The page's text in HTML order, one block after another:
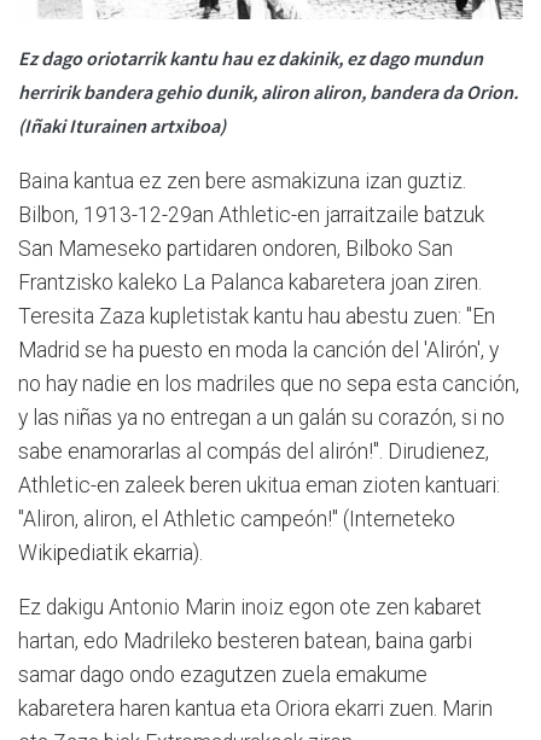
Ez dago oriotarrik kantu hau ez dakinik, ez dago mundun
herririk bandera gehio dunik, aliron aliron, bandera da Orion.
(Iñaki Iturainen artxiboa)
Baina kantua ez zen bere asmakizuna izan guztiz.
Bilbon, 1913-12-29an Athletic-en jarraitzaile batzuk
San Mameseko partidaren ondoren, Bilboko San
Frantzisko kaleko La Palanca kabaretera joan ziren.
Teresita Zaza kupletistak kantu hau abestu zuen: "En
Madrid se ha puesto en moda la canción del 'Alirón', y
no hay nadie en los madriles que no sepa esta canción,
y las niñas ya no entregan a un galán su corazón, si no
sabe enamorarlas al compás del alirón!". Dirudienez,
Athletic-en zaleek beren ukitua eman zioten kantuari:
"Aliron, aliron, el Athletic campeón!" (Interneteko
Wikipediatik ekarria).
Ez dakigu Antonio Marin inoiz egon ote zen kabaret
hartan, edo Madrileko besteren batean, baina garbi
samar dago ondo ezagutzen zuela emakume
kabaretera haren kantua eta Oriora ekarri zuen. Marin